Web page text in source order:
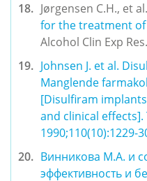
Jørgensen C.H., et al.
for the treatment
Alcohol Clin Exp
Johnsen J. et al.
Manglende
[Disulfiram
1990;110(10):1229-
Винникова М.А. и
эффективность и